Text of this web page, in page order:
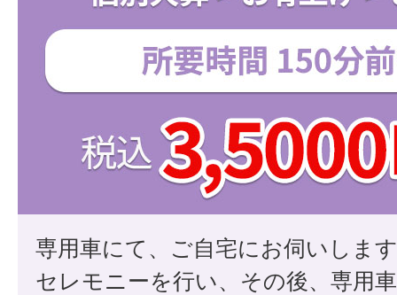
専用車にて、ご自宅にお伺いしま
セレモニーを行い、その後、専用